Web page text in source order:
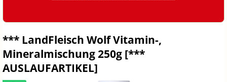
*** LandFleisch Wolf Vitamin-,
Mineralmischung 250g [***
AUSLAUFARTIKEL]